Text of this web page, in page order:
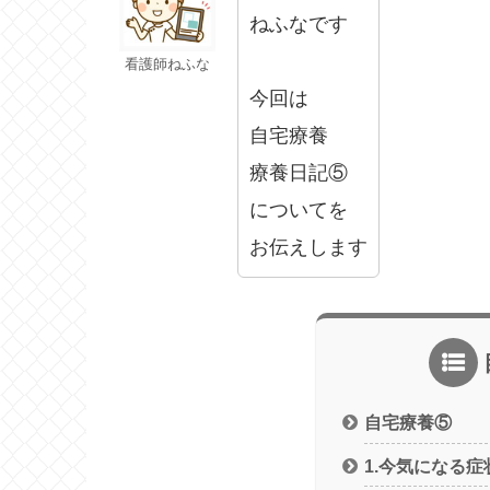
看護師ねふな
ねふなです
今回は
自宅療養
療養日記⑤
についてを
お伝えします
自宅療養⑤
1.今気になる症